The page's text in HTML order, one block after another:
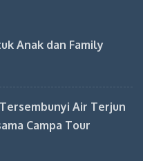
Anak dan Family
Air Terjun
Campa Tour